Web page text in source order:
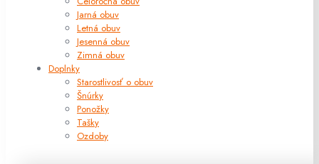
Jarná obuv
Letná obuv
Jesenná obuv
Zimná obuv
Doplnky
Starostlivosť o obuv
Šnúrky
Ponožky
Tašky
Ozdoby